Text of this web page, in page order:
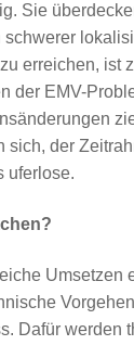
Sie
erreichen, ist
der EMV-
sich, der
uferlose.
Umsetzen
Dafür werden